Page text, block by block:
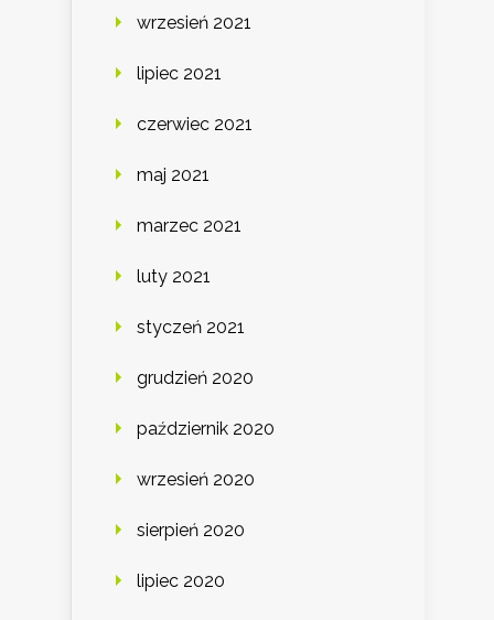
wrzesień 2021
lipiec 2021
czerwiec 2021
maj 2021
marzec 2021
luty 2021
styczeń 2021
grudzień 2020
październik 2020
wrzesień 2020
sierpień 2020
lipiec 2020